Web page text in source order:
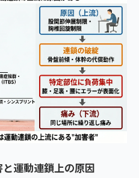
運動連鎖上の原因